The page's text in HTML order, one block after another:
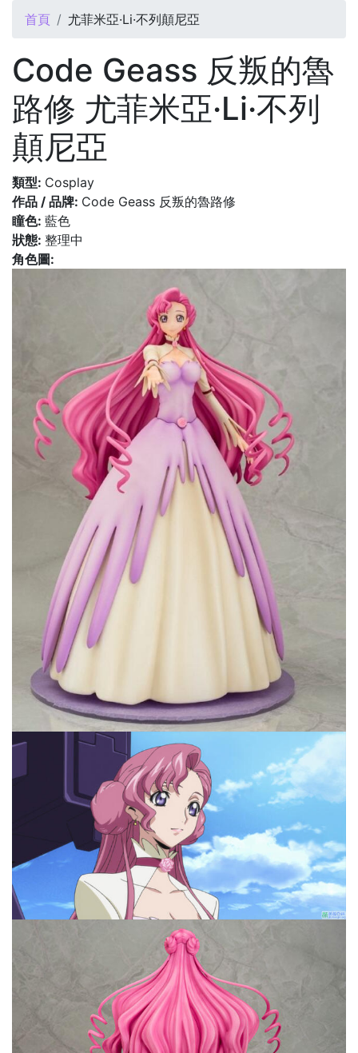
您在這裡
首頁 尤菲米亞·Li·不列顛尼亞
Code Geass 反叛的魯
路修 尤菲米亞·Li·不列
顛尼亞
類型: Cosplay
作品 / 品牌: Code Geass 反叛的魯路修
瞳色: 藍色
狀態: 整理中
角色圖: